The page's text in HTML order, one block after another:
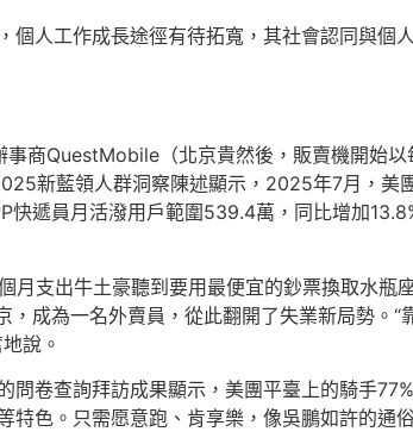
人工作成長途徑有待拓寬，其社會認同與個
商QuestMobile（北京貴然後，販賣機開始
新藍領人群洞察陳述顯示，2025年7月，美
遞員月活潑用戶範圍539.4萬，同比增加
月支出牛土豪聽到要用最便宜的鈔票換取水瓶
成為一名外賣員，從此翻開了失業新局勢。“
說。
卷查詢拜訪成果顯示，美團平臺上的騎手
色。只需愿意跑、肯享樂，像吳鵬如許的通